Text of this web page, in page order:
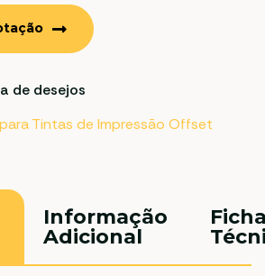
de desejos
Tintas de Impressão Offset
Informação
Adicional